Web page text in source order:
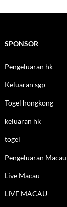
SPONSOR
Pengeluaran hk
Keluaran sgp
Togel hongkong
keluaran hk
togel
Pengeluaran Macau
Live Macau
LIVE MACAU